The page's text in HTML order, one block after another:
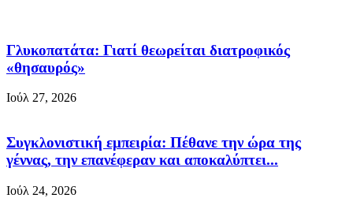
Γλυκοπατάτα: Γιατί θεωρείται διατροφικός
«θησαυρός»
Ιούλ 27, 2026
Συγκλονιστική εμπειρία: Πέθανε την ώρα της
γέννας, την επανέφεραν και αποκαλύπτει...
Ιούλ 24, 2026